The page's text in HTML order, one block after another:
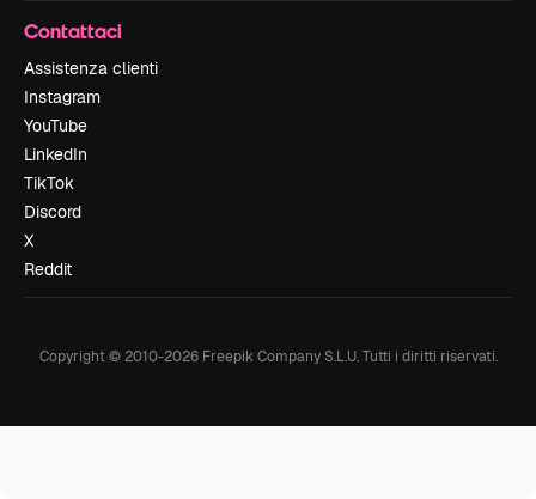
Contattaci
Assistenza clienti
Instagram
YouTube
LinkedIn
TikTok
Discord
X
Reddit
Copyright © 2010-2026Freepik Company S.L.U. Tutti i diritti riservati.